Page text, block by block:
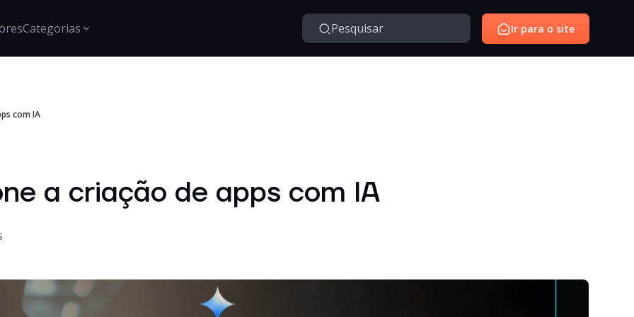
Categorias
inovação e transformação digital no mercado
corporativo.
ambientes corporativos.
Ir para o site
com IA
a criação de apps com IA